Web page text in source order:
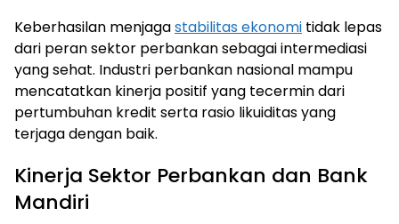
Keberhasilan menjagastabilitas ekonomi tidak lepas
dari peran sektor perbankan sebagai intermediasi
yang sehat. Industri perbankan nasional mampu
mencatatkan kinerja positif yang tecermin dari
pertumbuhan kredit serta rasio likuiditas yang
terjaga dengan baik.
Kinerja Sektor Perbankan dan Bank
Mandiri